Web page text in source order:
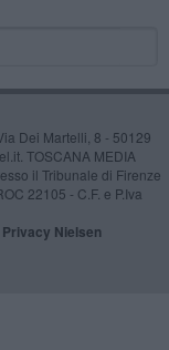
Dei Martelli, 8 - 50129
TOSCANA MEDIA
il Tribunale di Firenze
22105 - C.F. e P.Iva
Privacy Nielsen